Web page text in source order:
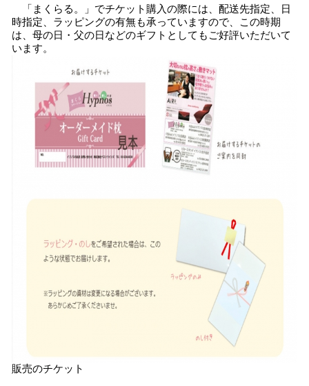
「まくらる。」でチケット購入の際には、配送先指定、日
時指定、ラッピングの有無も承っていますので、この時期
は、母の日・父の日などのギフトとしてもご好評いただいて
います。
販売のチケット